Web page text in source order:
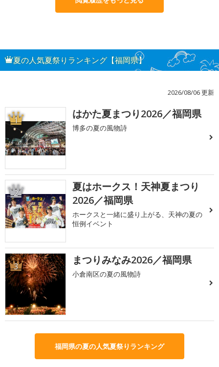
夏の人気夏祭りランキング【福岡県】
2026/08/06 更新
1 はかた夏まつり2026／福岡県
博多の夏の風物詩
2
夏はホークス！天神夏まつり
2026／福岡県
ホークスと一緒に盛り上がる、天神の夏の
恒例イベント
3 まつりみなみ2026／福岡県
小倉南区の夏の風物詩
福岡県の夏の人気夏祭りランキング